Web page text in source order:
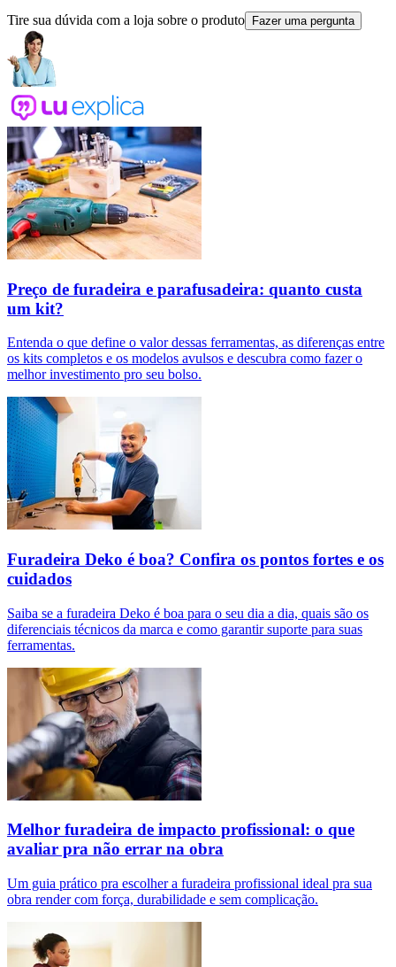
Tire sua dúvida com a loja sobre o produto Fazer uma pergunta
Preço de furadeira e parafusadeira: quanto custa
um kit?
Entenda o que define o valor dessas ferramentas, as diferenças entre
os kits completos e os modelos avulsos e descubra como fazer o
melhor investimento pro seu bolso.
Furadeira Deko é boa? Confira os pontos fortes e os
cuidados
Saiba se a furadeira Deko é boa para o seu dia a dia, quais são os
diferenciais técnicos da marca e como garantir suporte para suas
ferramentas.
Melhor furadeira de impacto profissional: o que
avaliar pra não errar na obra
Um guia prático pra escolher a furadeira profissional ideal pra sua
obra render com força, durabilidade e sem complicação.